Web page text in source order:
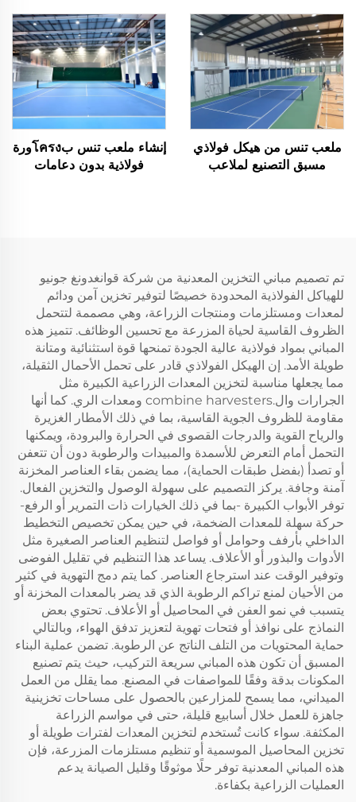
ملعب تنس من هيكل فولاذي
مسبق التصنيع لملاعب
إنشاء ملعب تنس بโครงورة
فولاذية بدون دعامات
تم تصميم مباني التخزين المعدنية من شركة قوانغدونغ جونيو
للهياكل الفولاذية المحدودة خصيصًا لتوفير تخزين آمن ودائم
لمعدات ومستلزمات ومنتجات الزراعة، وهي مصممة لتتحمل
الظروف القاسية لحياة المزرعة مع تحسين الوظائف. تتميز هذه
المباني بمواد فولاذية عالية الجودة تمنحها قوة استثنائية ومتانة
طويلة الأمد. إن الهيكل الفولاذي قادر على تحمل الأحمال الثقيلة،
مما يجعلها مناسبة لتخزين المعدات الزراعية الكبيرة مثل
الجرارات وال.combine harvesters ومعدات الري. كما أنها
مقاومة للظروف الجوية القاسية، بما في ذلك الأمطار الغزيرة
والرياح القوية والدرجات القصوى في الحرارة والبرودة، ويمكنها
التحمل أمام التعرض للأسمدة والمبيدات والرطوبة دون أن تتعفن
أو تصدأ (بفضل طبقات الحماية)، مما يضمن بقاء العناصر المخزنة
آمنة وجافة. يركز التصميم على سهولة الوصول والتخزين الفعال.
توفر الأبواب الكبيرة -بما في ذلك الخيارات ذات التمرير أو الرفع-
حركة سهلة للمعدات الضخمة، في حين يمكن تخصيص التخطيط
الداخلي بأرفف وحوامل أو فواصل لتنظيم العناصر الصغيرة مثل
الأدوات والبذور أو الأعلاف. يساعد هذا التنظيم في تقليل الفوضى
وتوفير الوقت عند استرجاع العناصر. كما يتم دمج التهوية في كثير
من الأحيان لمنع تراكم الرطوبة الذي قد يضر بالمعدات المخزنة أو
يتسبب في نمو العفن في المحاصيل أو الأعلاف. تحتوي بعض
النماذج على نوافذ أو فتحات تهوية لتعزيز تدفق الهواء، وبالتالي
حماية المحتويات من التلف الناتج عن الرطوبة. تضمن عملية البناء
المسبق أن تكون هذه المباني سريعة التركيب، حيث يتم تصنيع
المكونات بدقة وفقًا للمواصفات في المصنع. مما يقلل من العمل
الميداني، مما يسمح للمزارعين بالحصول على مساحات تخزينية
جاهزة للعمل خلال أسابيع قليلة، حتى في مواسم الزراعة
المكثفة. سواء كانت تُستخدم لتخزين المعدات لفترات طويلة أو
تخزين المحاصيل الموسمية أو تنظيم مستلزمات المزرعة، فإن
هذه المباني المعدنية توفر حلًا موثوقًا وقليل الصيانة يدعم
العمليات الزراعية بكفاءة.